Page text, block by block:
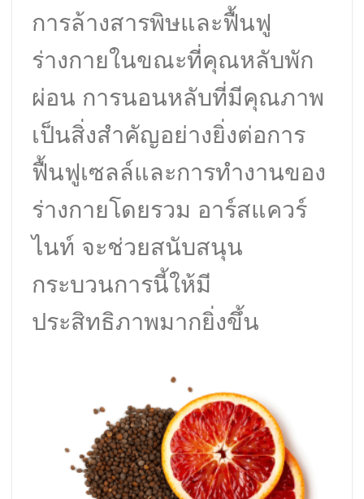
การล้างสารพิษและฟื้นฟู
ร่างกายในขณะที่คุณหลับพัก
ผ่อน การนอนหลับที่มีคุณภาพ
เป็นสิ่งสำคัญอย่างยิ่งต่อการ
ฟื้นฟูเซลล์และการทำงานของ
ร่างกายโดยรวม อาร์สแควร์
ไนท์ จะช่วยสนับสนุน
กระบวนการนี้ให้มี
ประสิทธิภาพมากยิ่งขึ้น